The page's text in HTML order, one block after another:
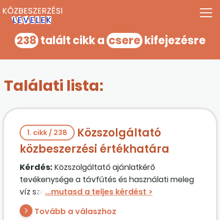
238talált cikk a cserekifejezésre
Találati lista:
1. cikk / 238
Közszolgáltató
közbeszerzési értékhatára
Kérdés: Közszolgáltató ajánlatkérő
tevékenysége a távfűtés és használati meleg
víz szolgáltatása mellett kiterjed a fűtési
rendszerek karbantartására, melegvíz-mérő
szerelésére, cseréjére stb. Az ajánlatkérő
Tovább a válaszhoz